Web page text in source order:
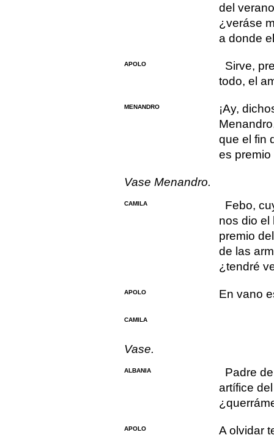
del
¿veráse
a donde
APOLO
Sirve,
todo, el
MENANDRO
¡Ay,
que el fin
es premio
Vase Menandro.
CAMILA
Febo,
nos dio el
premio
de las
¿tendré
APOLO En vano
CAMILA
Vase.
ALBANIA
Padre
artífice
APOLO A olvidar